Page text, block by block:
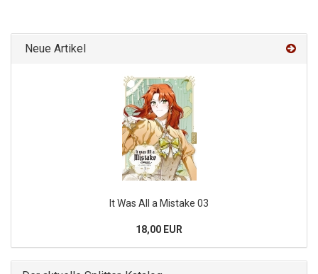
Neue Artikel
It Was All a Mistake 03
18,00 EUR